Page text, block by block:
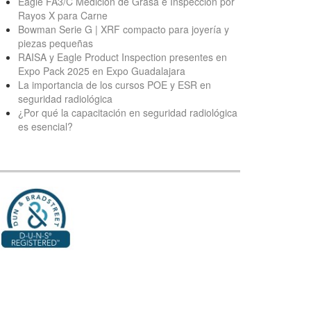
Rayos X para Carne
Bowman Serie G | XRF compacto para joyería y
piezas pequeñas
RAISA y Eagle Product Inspection presentes en
Expo Pack 2025 en Expo Guadalajara
La importancia de los cursos POE y ESR en
seguridad radiológica
¿Por qué la capacitación en seguridad radiológica
es esencial?